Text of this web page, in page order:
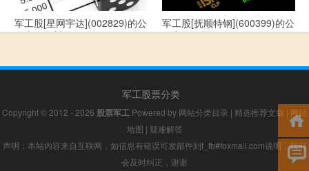
军工股[星网宇达](002829)的公
司详细资料
军工股[抚顺特钢](600399)的公
司详细资料
军工股票分类
Copyright © 2012 - 2026 股票军工 Powered by 网站分类目录 | 精选推荐文章 | 网站
地图 | 疑难解答
声明：本站内容来自互联网，如信息有错误可发邮件到f_fb#foxmail.com说明，我们
会及时纠正，谢谢